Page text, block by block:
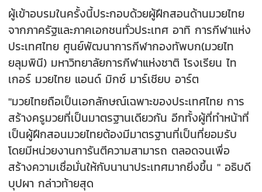
ผู้เข้าอบรมในครั้งนี้ประกอบด้วยผู้ฝึกสอนด้านมวยไทย
จากภาครัฐและภาคเอกชนทั่วประเทศ อาทิ การกีฬาแห่ง
ประเทศไทย ศูนย์พัฒนาการกีฬากองทัพบก(มวยไท
ยลุมพินี) มหาวิทยาลัยการกีฬาแห่งชาติ โรงเรียน ไท
เกอร์ มวยไทย แอนด์ มิกซ์ มาร์เชียบ อาร์ต
"มวยไทยถือเป็นเอกลักษณ์เฉพาะของประเทศไทย การ
สร้างครูมวยที่เป็นมาตรฐานเดียวกัน อีกทั้งผู้ที่ทำหน้าที่
เป็นผู้ฝึกสอนมวยไทยต้องมีมาตรฐานที่เป็นที่ยอมรับ
โดยมีหน่วยงานการันตีความสามารถ ตลอดจนเพื่อ
สร้างความเชื่อมั่นให้กับนานาประเทศมากยิ่งขึ้น " อธิบดี
บุปผา กล่าวท้ายสุด